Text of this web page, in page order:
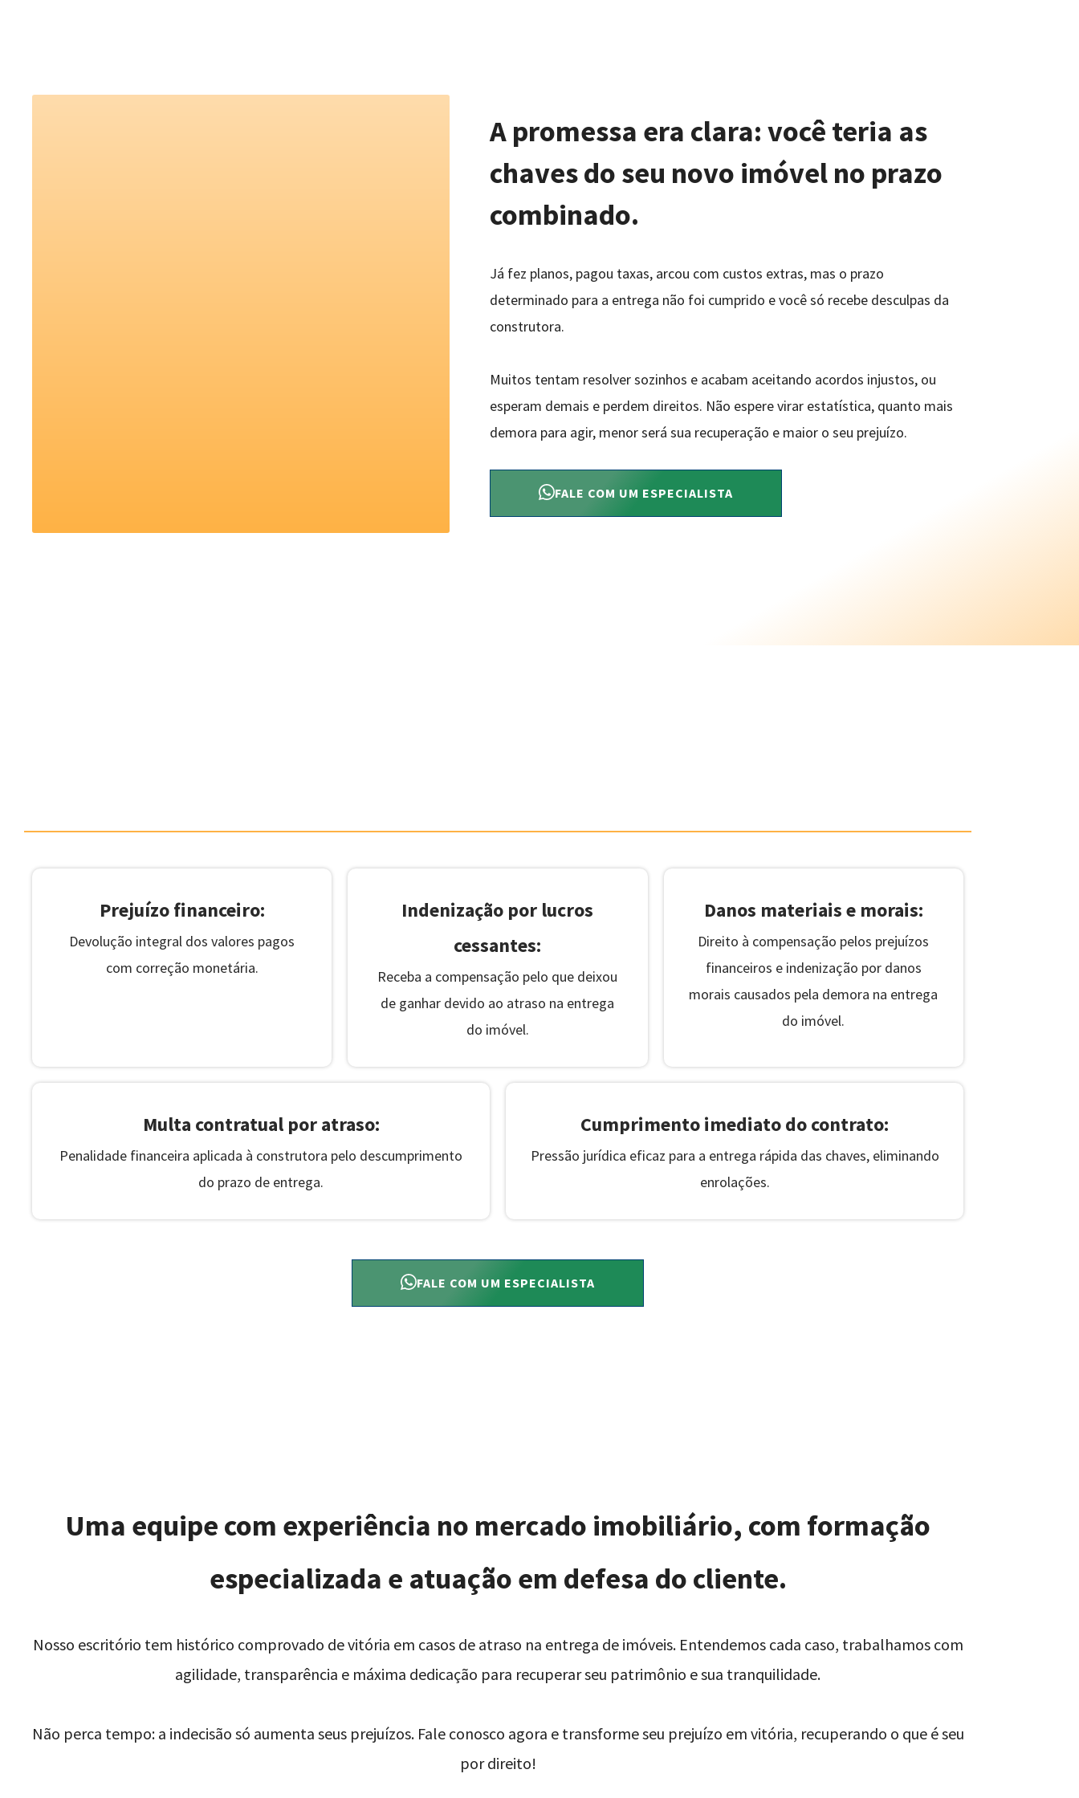
A promessa era clara: você teria as
chaves do seu novo imóvel no prazo
combinado.
Já fez planos, pagou taxas, arcou com custos extras, mas o prazo
determinado para a entrega não foi cumprido e você só recebe desculpas da
construtora.
Muitos tentam resolver sozinhos e acabam aceitando acordos injustos, ou
esperam demais e perdem direitos. Não espere virar estatística, quanto mais
demora para agir, menor será sua recuperação e maior o seu prejuízo.
FALE COM UM ESPECIALISTA
Prejuízo financeiro:
Devolução integral dos valores pagos
com correção monetária.
Indenização por lucros
cessantes:
Receba a compensação pelo que deixou
de ganhar devido ao atraso na entrega
do imóvel.
Danos materiais e morais:
Direito à compensação pelos prejuízos
financeiros e indenização por danos
morais causados ​​pela demora na entrega
do imóvel.
Multa contratual por atraso:
Penalidade financeira aplicada à construtora pelo descumprimento
do prazo de entrega.
Cumprimento imediato do contrato:
Pressão jurídica eficaz para a entrega rápida das chaves, eliminando
enrolações.
FALE COM UM ESPECIALISTA
Uma equipe com experiência no mercado imobiliário, com formação
especializada e atuação em defesa do cliente.
Nosso escritório tem histórico comprovado de vitória em casos de atraso na entrega de imóveis. Entendemos cada caso, trabalhamos com
agilidade, transparência e máxima dedicação para recuperar seu patrimônio e sua tranquilidade.
Não perca tempo: a indecisão só aumenta seus prejuízos. Fale conosco agora e transforme seu prejuízo em vitória, recuperando o que é seu
por direito!